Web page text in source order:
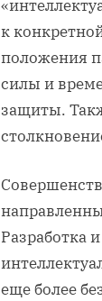
к
положения
силы и
защиты.
Разработка
еще более